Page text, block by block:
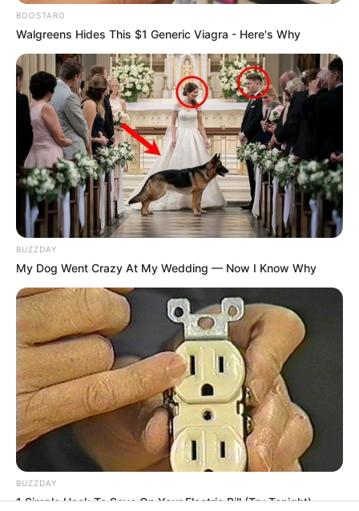
BOOSTARO
Walgreens Hides This $1 Generic Viagra - Here's Why
BUZZDAY
My Dog Went Crazy At My Wedding — Now I Know Why
BUZZDAY
1 Simple Hack To Save On Your Electric Bill (Try Tonight)